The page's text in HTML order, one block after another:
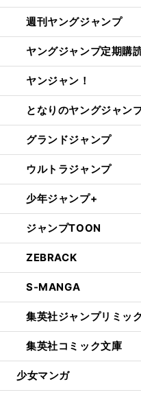
週刊ヤングジャンプ
ヤングジャンプ定期購
ヤンジャン！
となりのヤングジャン
グランドジャンプ
ウルトラジャンプ
少年ジャンプ+
ジャンプTOON
ZEBRACK
S-MANGA
集英社ジャンプリミッ
集英社コミック文庫
少女マンガ